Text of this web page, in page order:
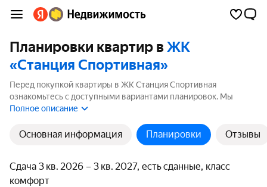
Планировки квартир вЖК
«Станция Спортивная»
Перед покупкой квартиры в ЖК Станция Спортивная
ознакомьтесь с доступными вариантами планировок. Мы
собрали все планировки ЖК Станция Спортивная площадью от
Полное описание
Основная информация Планировки Отзывы
Сдача 3 кв. 2026 – 3 кв. 2027, есть сданные, класс
комфорт